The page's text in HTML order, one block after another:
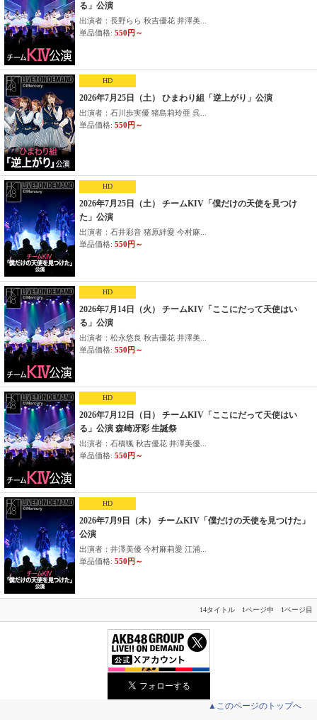
る」公演
出演者：長野らら 秋吉優花 井澤美...
単品価格: 550円～
HD
2026年7月25日（土） ひまわり組「逆上がり」公演
出演者：石川歩実優 猪島莉玲亜 呉...
単品価格: 550円～
HD
2026年7月25日（土） チームKIV「僕だけの天使を見つけ
た」公演
出演者：石井彩音 猪原絆愛 今村麻...
単品価格: 550円～
HD
2026年7月14日（火） チームKIV「ここにだって天使はい
る」公演
出演者：松永悠良 秋吉優花 井澤美...
単品価格: 550円～
HD
2026年7月12日（日） チームKIV「ここにだって天使はい
る」公演 森崎冴彩 生誕祭
出演者：石橋颯 秋吉優花 井澤美優...
単品価格: 550円～
HD
2026年7月9日（木） チームKIV「僕だけの天使を見つけた」
公演
出演者：井澤美優 今村麻莉愛 江浦...
単品価格: 550円～
14タイトル 1ページ中 1ページ目
▲このページのトップへ